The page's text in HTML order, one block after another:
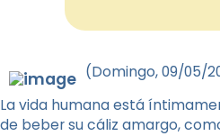
(Domingo, 09/05/
La vida humana está
de beber su cáliz amargo,